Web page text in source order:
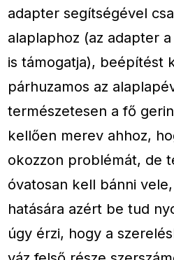
adapter segítségével
alaplaphoz (az adapter
is támogatja), beépítést
párhuzamos az
természetesen a fő
kellően merev ahhoz,
okozzon problémát, de
óvatosan kell bánni
hatására azért be tud
úgy érzi, hogy a